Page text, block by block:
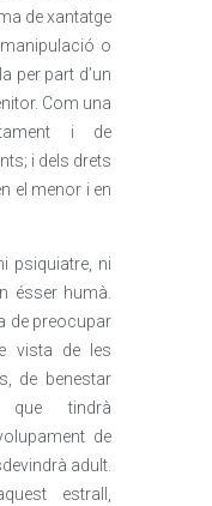
de xantatge
o
per part d’un
Com una
i de
i dels drets
el menor i en
psiquiatre, ni
ésser humà.
de preocupar
vista de les
de benestar
que tindrà
de
adult.
estrall,